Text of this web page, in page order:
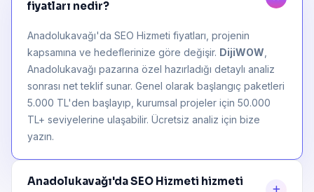
fiyatları nedir?
Anadolukavağı'da SEO Hizmeti fiyatları, projenin
kapsamına ve hedeflerinize göre değişir. DijiWOW
Anadolukavağı pazarına özel hazırladığı detaylı analiz
sonrası net teklif sunar. Genel olarak başlangıç paketleri
5.000 TL'den başlayıp, kurumsal projeler için 50.000
TL+ seviyelerine ulaşabilir. Ücretsiz analiz için bize
yazın.
Anadolukavağı'da SEO Hizmeti hizmeti